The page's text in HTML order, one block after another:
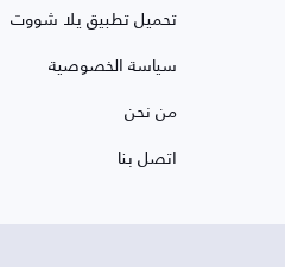
تحميل تطبيق يلا شووت
سياسة الخصوصية
من نحن
اتصل بنا